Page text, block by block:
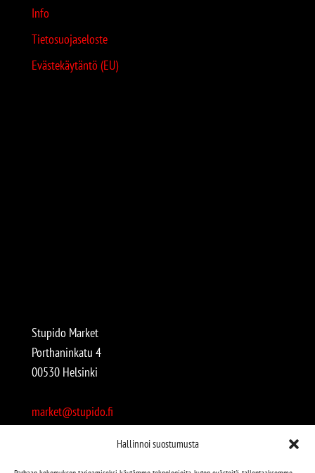
Hallinnoi suostumusta
Info
Tietosuojaseloste
Evästekäytäntö (EU)
Stupido Market
Porthaninkatu 4
00530 Helsinki
market@stupido.fi